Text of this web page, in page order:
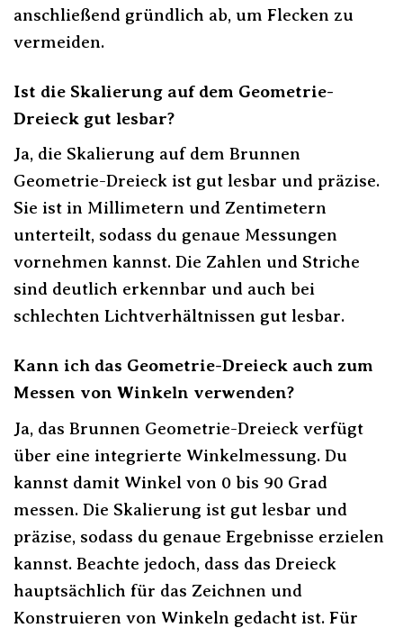
anschließend gründlich ab, um Flecken zu
vermeiden.
Ist die Skalierung auf dem Geometrie-
Dreieck gut lesbar?
Ja, die Skalierung auf dem Brunnen
Geometrie-Dreieck ist gut lesbar und präzise.
Sie ist in Millimetern und Zentimetern
unterteilt, sodass du genaue Messungen
vornehmen kannst. Die Zahlen und Striche
sind deutlich erkennbar und auch bei
schlechten Lichtverhältnissen gut lesbar.
Kann ich das Geometrie-Dreieck auch zum
Messen von Winkeln verwenden?
Ja, das Brunnen Geometrie-Dreieck verfügt
über eine integrierte Winkelmessung. Du
kannst damit Winkel von 0 bis 90 Grad
messen. Die Skalierung ist gut lesbar und
präzise, sodass du genaue Ergebnisse erzielen
kannst. Beachte jedoch, dass das Dreieck
hauptsächlich für das Zeichnen und
Konstruieren von Winkeln gedacht ist. Für